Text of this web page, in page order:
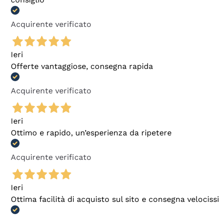
Acquirente verificato
Ieri
Offerte vantaggiose, consegna rapida
Acquirente verificato
Ieri
Ottimo e rapido, un’esperienza da ripetere
Acquirente verificato
Ieri
Ottima facilità di acquisto sul sito e consegna